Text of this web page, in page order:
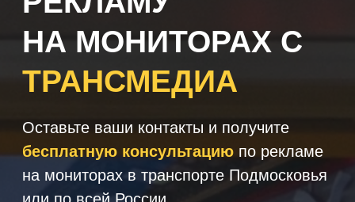
консультацию', вы подтверждаете
соглашаетесь сПолитикой обработки